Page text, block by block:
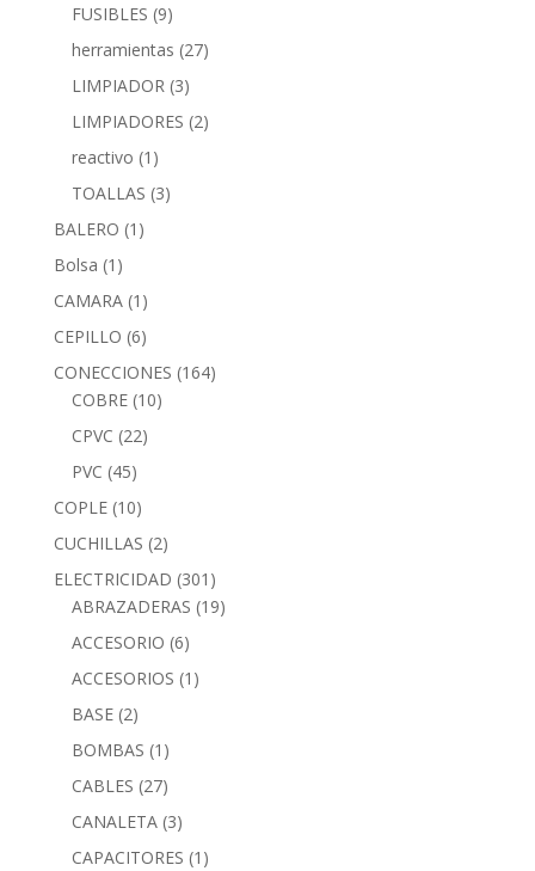
FUSIBLES (9)
herramientas (27)
LIMPIADOR (3)
LIMPIADORES (2)
reactivo (1)
TOALLAS (3)
BALERO (1)
Bolsa (1)
CAMARA (1)
CEPILLO (6)
CONECCIONES (164)
COBRE (10)
CPVC (22)
PVC (45)
COPLE (10)
CUCHILLAS (2)
ELECTRICIDAD (301)
ABRAZADERAS (19)
ACCESORIO (6)
ACCESORIOS (1)
BASE (2)
BOMBAS (1)
CABLES (27)
CANALETA (3)
CAPACITORES (1)